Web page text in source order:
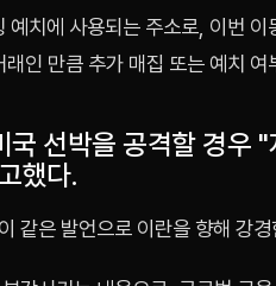
예치에 사용되는 주소로, 이번
인 만큼 추가 매집 또는 예치 여
선박을 공격할 경우 "
했다.
같은 발언으로 이란을 향해 강